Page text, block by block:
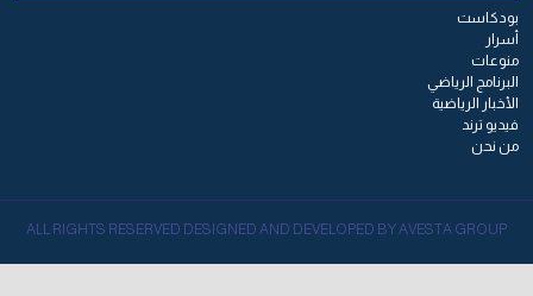
بودكاست
أسرار
منوعات
البرنامج الرياضي
الأخبار الرياضية
فيديو ترند
من نحن
ALL RIGHTS RESERVED DESIGNED AND DEVELOPED BY AVESTA GROUP